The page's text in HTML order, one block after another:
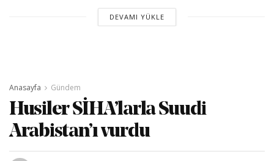
DEVAMI YÜKLE
Anasayfa Gündem
Husiler SİHA’larla Suudi
Arabistan’ı vurdu